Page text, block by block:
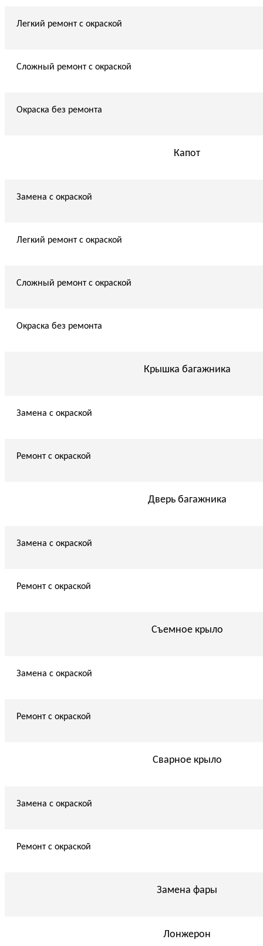
Легкий ремонт с окраской
Сложный ремонт с окраской
Окраска без ремонта
Капот
Замена с окраской
Легкий ремонт с окраской
Сложный ремонт с окраской
Окраска без ремонта
Крышка багажника
Замена с окраской
Ремонт с окраской
Дверь багажника
Замена с окраской
Ремонт с окраской
Съемное крыло
Замена с окраской
Ремонт с окраской
Сварное крыло
Замена с окраской
Ремонт с окраской
Замена фары
Лонжерон